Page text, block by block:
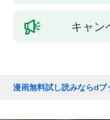
キャン
漫画無料試し読みならdブ